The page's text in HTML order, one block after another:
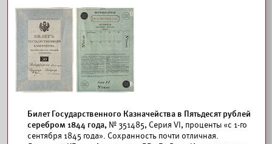
Билет Государственного Казначейства в Пятьдесят рублей
серебром 1844 года, № 351485, Серия VI, проценты «с 1-го
сентября 1845 года». Сохранность почти отличная.